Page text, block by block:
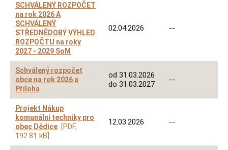
SCHVÁLENÝ ROZPOČET
na rok 2026 A
SCHVÁLENÝ
STŘEDNĚDOBÝ VÝHLED
ROZPOČTU na roky
2027 - 2029 SoM
02.04.2026 --
Schválený rozpočet
obce na rok 2026 a
Příloha
od 31.03.2026
do 31.03.2027
--
Projekt Nákup
komunální techniky pro
obec Dědice [PDF,
192.81 kB]
12.03.2026 --